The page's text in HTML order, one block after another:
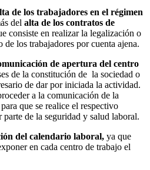
de los trabajadores en el régimen
del alta de los contratos de
consiste en realizar la legalización o
de los trabajadores por cuenta ajena.
de apertura del centro
de la constitución de la sociedad o
de dar por iniciada la actividad.
a la comunicación de la
que se realice el respectivo
de la seguridad y salud laboral.
del calendario laboral, ya que
en cada centro de trabajo el